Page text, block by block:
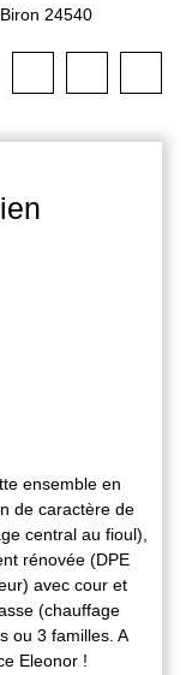
24540
ensemble en
de caractère de
central au fioul),
rénovée (DPE
avec cour et
(chauffage
ou 3 familles. A
Eleonor !